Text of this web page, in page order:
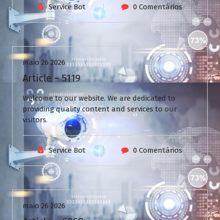
Service Bot 0 Comentários
Uncategorized
maio 26 2026
Article – 5119
Welcome to our website. We are dedicated to
providing quality content and services to our
visitors.
Service Bot 0 Comentários
Uncategorized
maio 26 2026